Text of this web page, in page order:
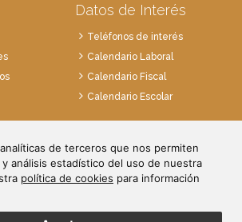
de terceros que nos permiten
y análisis estadístico del uso de nuestra
política de cookies para información
Datos de Interés
Teléfonos de interés
Calendario Laboral
Calendario Fiscal
Calendario Escolar
28814 Daganzo, Madrid
Tlf. 91 884 52 59
Fax. 91 884 52 92